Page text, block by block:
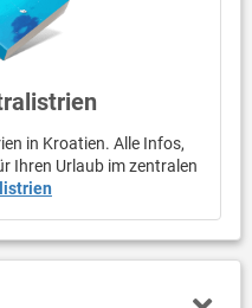
in Kroatien. Alle Infos,
Ihren Urlaub im zentralen